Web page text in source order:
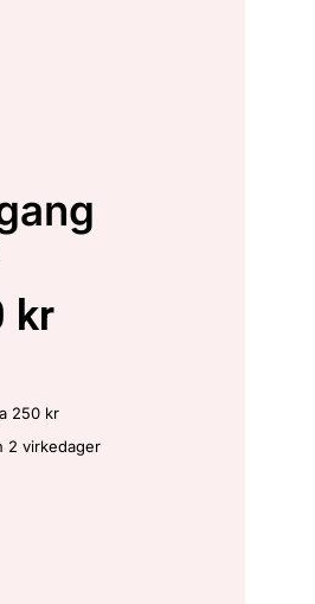
kr
250 kr
2 virkedager